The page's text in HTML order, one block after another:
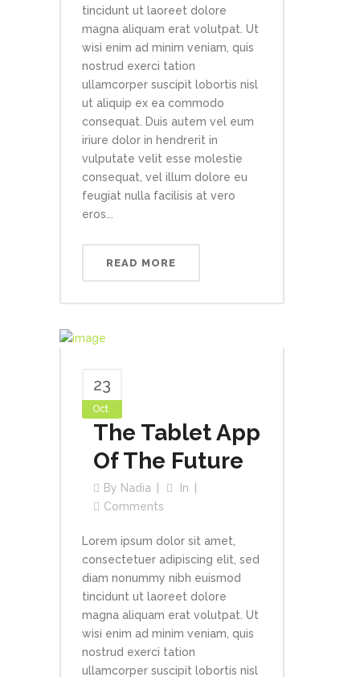
tincidunt ut laoreet dolore
magna aliquam erat volutpat. Ut
wisi enim ad minim veniam, quis
nostrud exerci tation
ullamcorper suscipit lobortis nisl
ut aliquip ex ea commodo
consequat. Duis autem vel eum
iriure dolor in hendrerit in
vulputate velit esse molestie
consequat, vel illum dolore eu
feugiat nulla facilisis at vero
eros...
READ MORE
23
Oct
The Tablet App
Of The Future
By Nadia
In
Comments
Lorem ipsum dolor sit amet,
consectetuer adipiscing elit, sed
diam nonummy nibh euismod
tincidunt ut laoreet dolore
magna aliquam erat volutpat. Ut
wisi enim ad minim veniam, quis
nostrud exerci tation
ullamcorper suscipit lobortis nisl